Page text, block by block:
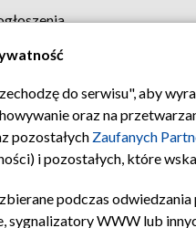
Regulamin
do serwisu", aby
oraz na
pozostałych Zaufanych
i pozostałych, które
podczas
sygnalizatory WWW lub